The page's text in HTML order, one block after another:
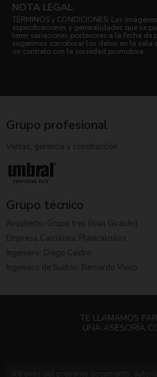
NOTA LEGAL
TÉRMINOS y CONDICIONES: Las
especificaciones y generalidades que se
tener variaciones posteriores a la fecha de
sugerimos corroborar los datos en la sala
un contrato con la sociedad promotora.
Grupo profesional
Ventas, gerencia y construcción
Grupo técnico
Arquitecto: Grupo tres (Juan Giraldo)
Empresa Calculista: Planicalculos
Ingeniero: Diego Castro
Ingeniero de Suelos: Bernardo Vieco
TE LLAMAMOS
UNA ASESORÍA